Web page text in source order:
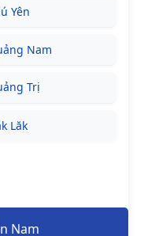
Yên
Nam
Trị
Lăk
Nam